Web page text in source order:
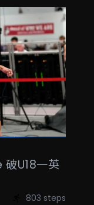
U18一英
803 steps